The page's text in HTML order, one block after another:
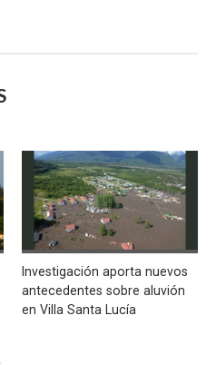
Investigación aporta nuevos
antecedentes sobre aluvión
en Villa Santa Lucía